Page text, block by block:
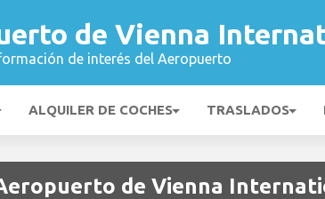
de Vienna
de interés del Aeropuerto
ALQUILER DE COCHES TRASLADOS
de Vienna